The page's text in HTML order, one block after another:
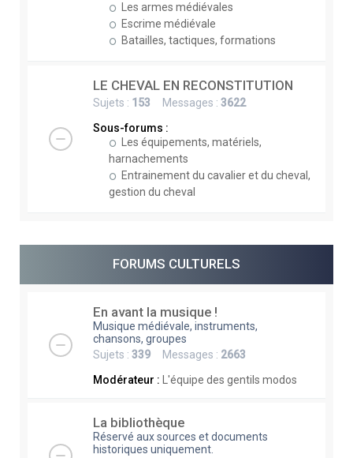
Les armes médiévales
Escrime médiévale
Batailles, tactiques, formations
LE CHEVAL EN RECONSTITUTION
Sujets : 153 Messages : 3622
Sous-forums :
Les équipements, matériels,
harnachements
Entrainement du cavalier et du cheval,
gestion du cheval
FORUMS CULTURELS
En avant la musique !
Musique médiévale, instruments,
chansons, groupes
Sujets : 339 Messages : 2663
Modérateur :
L'équipe des gentils modos
La bibliothèque
Réservé aux sources et documents
historiques uniquement.